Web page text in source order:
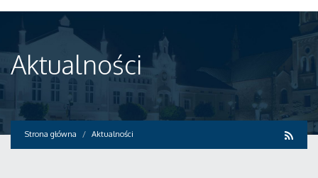
Aktualności
Strona główna Aktualności